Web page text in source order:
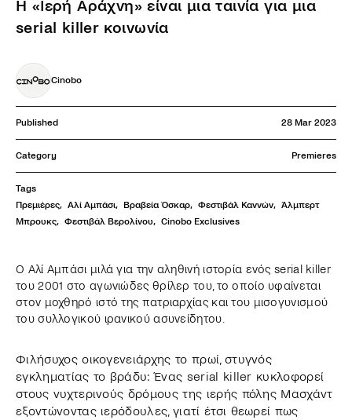
Η «Ιερή Αράχνη» είναι μια ταινία για μια
serial killer κοινωνία
Cinobo
Published 28 Mar 2023
Category Premieres
Tags
Πρεμιέρες, Αλί Αμπάσι, Βραβεία Όσκαρ, Φεστιβάλ Καννών, Άλμπερτ
Μπρουκς, Φεστιβάλ Βερολίνου, Cinobo Exclusives
Ο Αλί Αμπάσι μιλά για την αληθινή ιστορία ενός serial killer
του 2001 στο αγωνιώδες θρίλερ του, το οποίο υφαίνεται
στον μοχθηρό ιστό της πατριαρχίας και του μισογυνισμού
του συλλογικού ιρανικού ασυνείδητου.
Φιλήσυχος οικογενειάρχης το πρωί, στυγνός
εγκληματίας το βράδυ: Ένας serial killer κυκλοφορεί
στους νυχτερινούς δρόμους της ιερής πόλης Μασχάντ
εξοντώνοντας ιερόδουλες, γιατί έτσι θεωρεί πως